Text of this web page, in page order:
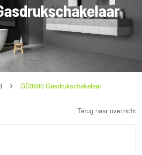
GD3930 Gasdrukschakelaar
Terug naar overzicht